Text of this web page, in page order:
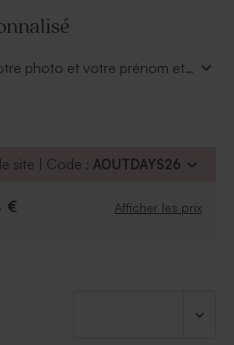
photo et votre prénom et
etc) ! A coup sûr
site | Code : AOUTDAYS26
€ Afficher les prix